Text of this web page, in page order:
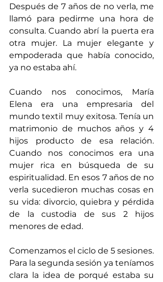
Después de 7 años de no verla, me
llamó para pedirme una hora de
consulta. Cuando abrí la puerta era
otra mujer. La mujer elegante y
empoderada que había conocido,
ya no estaba ahí.
Cuando nos conocimos, María
Elena era una empresaria del
mundo textil muy exitosa. Tenía un
matrimonio de muchos años y 4
hijos producto de esa relación.
Cuando nos conocimos era una
mujer rica en búsqueda de su
espiritualidad. En esos 7 años de no
verla sucedieron muchas cosas en
su vida: divorcio, quiebra y pérdida
de la custodia de sus 2 hijos
menores de edad.
Comenzamos el ciclo de 5 sesiones.
Para la segunda sesión ya teníamos
clara la idea de porqué estaba su